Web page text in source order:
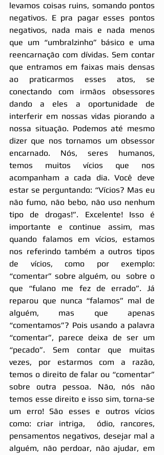
levamos coisas ruins, somando pontos
negativos. E pra pagar esses pontos
negativos, nada mais e nada menos
que um “umbralzinho” básico e uma
reencarnação com dívidas. Sem contar
que entramos em faixas mais densas
ao praticarmos esses atos, se
conectando com irmãos obsessores
dando a eles a oportunidade de
interferir em nossas vidas piorando a
nossa situação. Podemos até mesmo
dizer que nos tornamos um obsessor
encarnado. Nós, seres humanos,
temos muitos vícios que nos
acompanham a cada dia. Você deve
estar se perguntando: “Vícios? Mas eu
não fumo, não bebo, não uso nenhum
tipo de drogas!”. Excelente! Isso é
importante e continue assim, mas
quando falamos em vícios, estamos
nos referindo também a outros tipos
de vícios, como por exemplo:
“comentar” sobre alguém, ou  sobre o
que “fulano me fez de errado”. Já
reparou que nunca “falamos” mal de
alguém, mas que apenas
“comentamos”? Pois usando a palavra
“comentar”, parece deixa de ser um
“pecado”. Sem contar que muitas
vezes, por estarmos com a razão,
temos o direito de falar ou “comentar”
sobre outra pessoa. Não, nós não
temos esse direito e isso sim, torna-se
um erro! São esses e outros vícios
como: criar intriga,  ódio, rancores,
pensamentos negativos, desejar mal a
alguém, não perdoar, não ajudar, em